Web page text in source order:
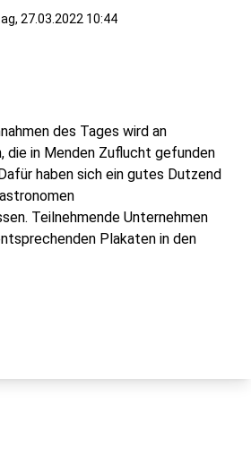
27.03.2022 10:44
des Tages wird an
die in Menden Zuflucht gefunden
haben sich ein gutes Dutzend
Teilnehmende Unternehmen
Plakaten in den